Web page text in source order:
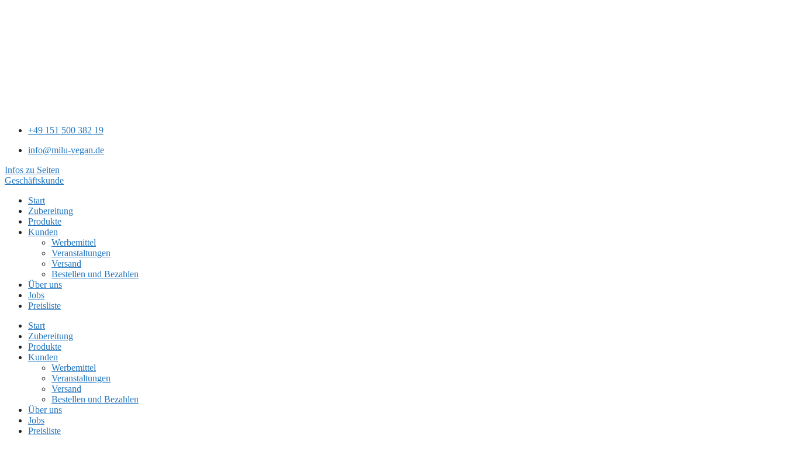
+49 151 500 382 19
info@milu-vegan.de
Infos zu Seiten
Geschäftskunde
Start
Zubereitung
Produkte
Kunden
Werbemittel
Veranstaltungen
Versand
Bestellen und Bezahlen
Über uns
Jobs
Preisliste
Start
Zubereitung
Produkte
Kunden
Werbemittel
Veranstaltungen
Versand
Bestellen und Bezahlen
Über uns
Jobs
Preisliste